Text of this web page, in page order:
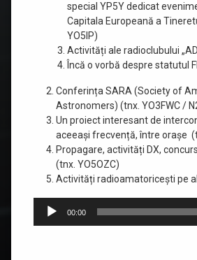
special YP5Y dedicat
Capitala Europeană a
YO5IP)
Activități ale radioclubului
Încă o vorbă despre statutul
Conferința SARA (Society of
Astronomers) (tnx. YO3FWC /
Un proiect interesant de
aceeași frecvență, între orașe
Propagare, activități DX,
(tnx. YO5OZC)
Activități radioamatoricești pe
Player
audio
00:00